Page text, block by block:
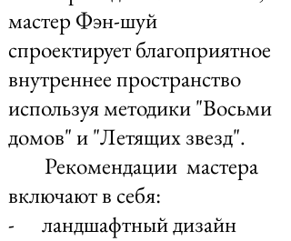
мастер Фэн-шуй
спроектирует благоприятное
внутреннее пространство
используя методики "Восьми
домов" и "Летящих звезд".
Рекомендации мастера
включают в себя:
- ландшафтный дизайн